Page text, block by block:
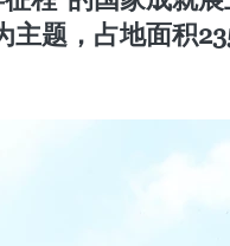
主题，占地面积